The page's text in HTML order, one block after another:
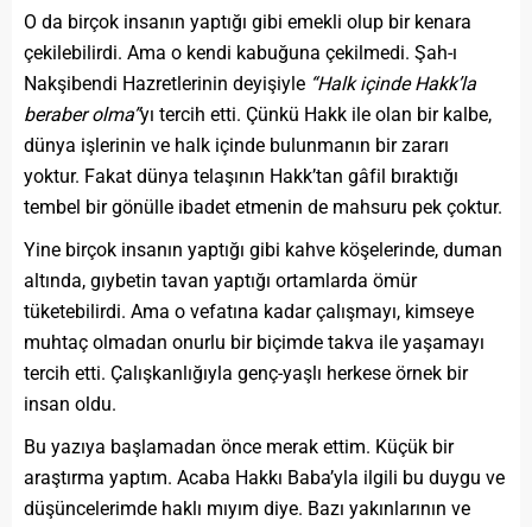
O da birçok insanın yaptığı gibi emekli olup bir kenara
çekilebilirdi. Ama o kendi kabuğuna çekilmedi. Şah-ı
Nakşibendi Hazretlerinin deyişiyle “Halk içinde Hakk’la
beraber olma”yı tercih etti. Çünkü Hakk ile olan bir kalbe,
dünya işlerinin ve halk içinde bulunmanın bir zararı
yoktur. Fakat dünya telaşının Hakk’tan gâfil bıraktığı
tembel bir gönülle ibadet etmenin de mahsuru pek çoktur.
Yine birçok insanın yaptığı gibi kahve köşelerinde, duman
altında, gıybetin tavan yaptığı ortamlarda ömür
tüketebilirdi. Ama o vefatına kadar çalışmayı, kimseye
muhtaç olmadan onurlu bir biçimde takva ile yaşamayı
tercih etti. Çalışkanlığıyla genç-yaşlı herkese örnek bir
insan oldu.
Bu yazıya başlamadan önce merak ettim. Küçük bir
araştırma yaptım. Acaba Hakkı Baba’yla ilgili bu duygu ve
düşüncelerimde haklı mıyım diye. Bazı yakınlarının ve